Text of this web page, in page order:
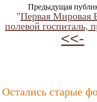
Предыдущая
"Первая Мировая
полевой госпиталь,
<<-
Остались старые